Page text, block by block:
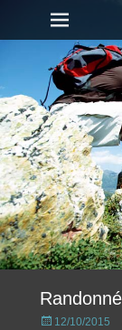
au
contenu
Menu
Posted
12/10/2015